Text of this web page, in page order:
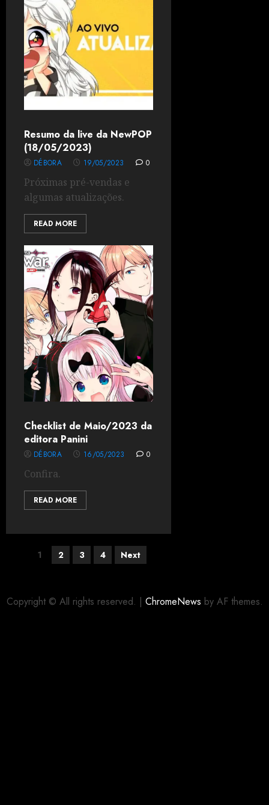
Resumo da live da NewPOP
(18/05/2023)
DÉBORA 19/05/2023 0
Próximas pré-vendas e
algumas atualizações.
READ MORE
Checklist de Maio/2023 da
editora Panini
DÉBORA 16/05/2023 0
Confira.
READ MORE
1 2 3 4 Next
Copyright © All rights reserved. | ChromeNews by AF themes.